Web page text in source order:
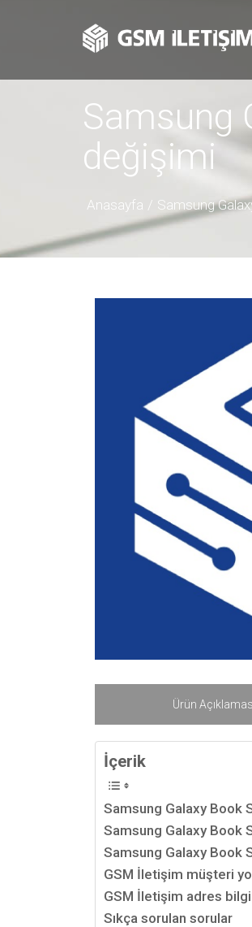
Samsung
değişimi
Anasayfa Samsung
Ürün
İçerik
Samsung Galaxy Book
Samsung Galaxy Book
Samsung Galaxy Book
GSM İletişim müşteri
GSM İletişim adres
Sıkça sorulan sorular